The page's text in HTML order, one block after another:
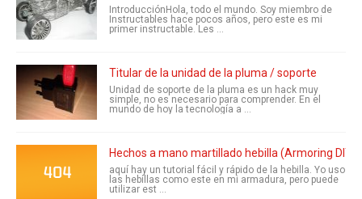
IntroducciónHola, todo el mundo. Soy miembro de
Instructables hace pocos años, pero este es mi
primer instructable. Les ...
Titular de la unidad de la pluma / soporte
Unidad de soporte de la pluma es un hack muy
simple, no es necesario para comprender. En el
mundo de hoy la tecnología a ...
Hechos a mano martillado hebilla (Armoring DIY)
aquí hay un tutorial fácil y rápido de la hebilla. Yo uso
las hebillas como este en mi armadura, pero puede
utilizar est ...